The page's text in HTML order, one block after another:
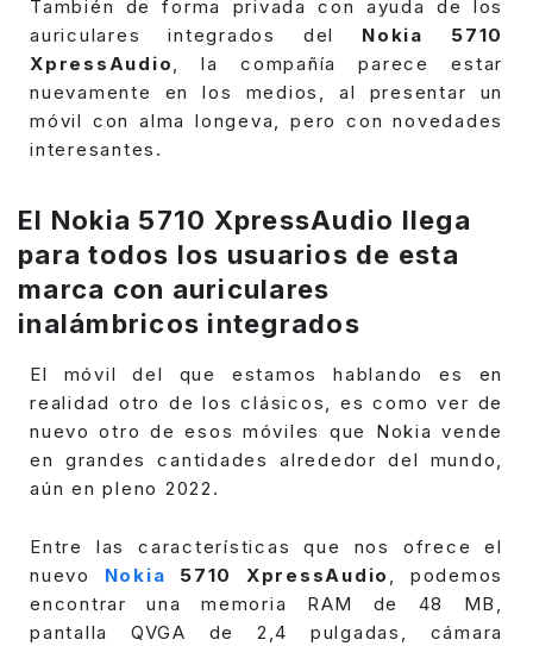
También de forma privada con ayuda de los
auriculares integrados del Nokia 5710
XpressAudio
, la compañía parece estar
nuevamente en los medios, al presentar un
móvil con alma longeva, pero con novedades
interesantes.
El Nokia 5710 XpressAudio llega
para todos los usuarios de esta
marca con auriculares
inalámbricos integrados
El móvil del que estamos hablando es en
realidad otro de los clásicos, es como ver de
nuevo otro de esos móviles que Nokia vende
en grandes cantidades alrededor del mundo,
aún en pleno 2022.
Entre las características que nos ofrece el
nuevo Nokia 5710 XpressAudio , podemos
encontrar una memoria RAM de 48 MB,
pantalla QVGA de 2,4 pulgadas, cámara